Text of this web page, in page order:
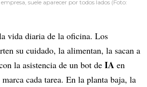
suele aparecer por todos lados (Foto:
vida diaria de la oficina. Los
su cuidado, la alimentan, la sacan a
la asistencia de un bot de IA en
marca cada tarea. En la planta baja, la